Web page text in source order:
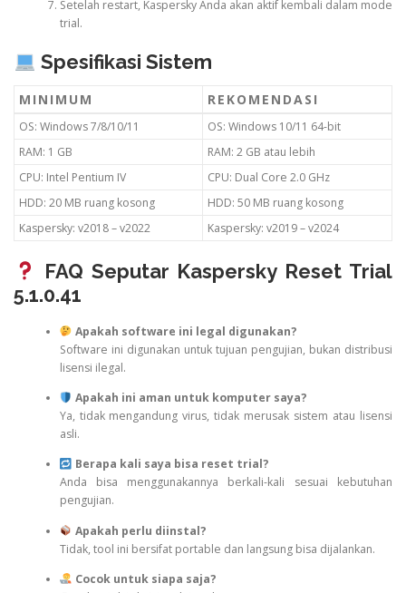
Setelah restart, Kaspersky Anda akan aktif kembali dalam mode
trial.
Spesifikasi Sistem
MINIMUM REKOMENDASI
OS: Windows 7/8/10/11
OS: Windows 10/11 64-bit
RAM: 1 GB
RAM: 2 GB atau lebih
CPU: Intel Pentium IV
CPU: Dual Core 2.0 GHz
HDD: 20 MB ruang kosong
HDD: 50 MB ruang kosong
Kaspersky: v2018 – v2022
Kaspersky: v2019 – v2024
FAQ Seputar Kaspersky Reset Trial
5.1.0.41
Apakah software ini legal digunakan?
Software ini digunakan untuk tujuan pengujian, bukan distribusi
lisensi ilegal.
Apakah ini aman untuk komputer saya?
Ya, tidak mengandung virus, tidak merusak sistem atau lisensi
asli.
Berapa kali saya bisa reset trial?
Anda bisa menggunakannya berkali-kali sesuai kebutuhan
pengujian.
Apakah perlu diinstal?
Tidak, tool ini bersifat portable dan langsung bisa dijalankan.
Cocok untuk siapa saja?